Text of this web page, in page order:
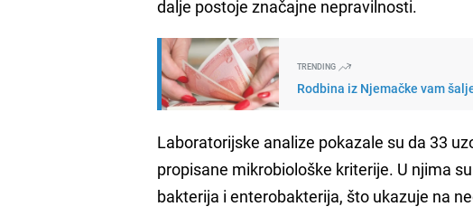
dalje postoje značajne nepravilnosti.
TRENDING
Rodbina iz Njemačke vam
Laboratorijske analize pokazale su da 33
propisane mikrobiološke kriterije. U njima su
bakterija i enterobakterija, što ukazuje na